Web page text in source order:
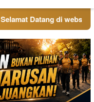
Selamat Datang di website